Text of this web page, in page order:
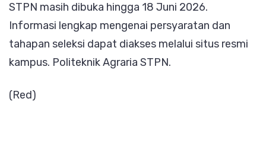
STPN masih dibuka hingga 18 Juni 2026.
Informasi lengkap mengenai persyaratan dan
tahapan seleksi dapat diakses melalui situs resmi
kampus. Politeknik Agraria STPN.
(Red)